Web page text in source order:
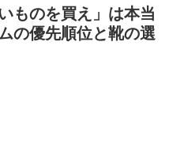
ものを買え」は本当
の優先順位と靴の選